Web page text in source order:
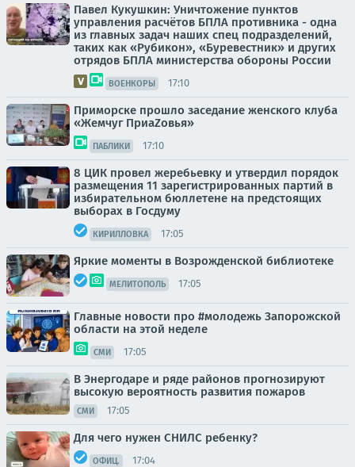
Павел Кукушкин: Уничтожение пунктов
управления расчётов БПЛА противника - одна
из главных задач наших спец подразделений,
таких как «Рубикон», «Буревестник» и других
отрядов БПЛА министерства обороны России
ВОЕНКОРЫ 17:10
Приморске прошло заседание женского клуба
«Жемчуг ПриаZовья»
ПАБЛИКИ 17:10
8 ЦИК провел жеребьевку и утвердил порядок
размещения 11 зарегистрированных партий в
избирательном бюллетене на предстоящих
выборах в Госдуму
КИРИЛЛОВКА 17:05
Яркие моменты в Возрожденской библиотеке
МЕЛИТОПОЛЬ 17:05
Главные новости про #молодежь Запорожской
области на этой неделе
СМИ 17:05
В Энергодаре и ряде районов прогнозируют
высокую вероятность развития пожаров
СМИ 17:05
Для чего нужен СНИЛС ребенку?
ОФИЦ. 17:04